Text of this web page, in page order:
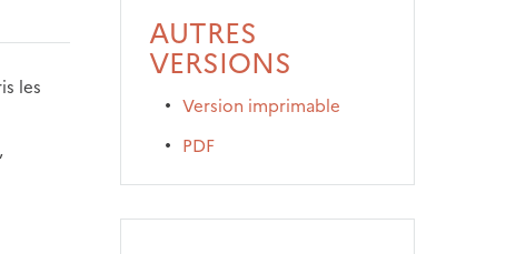
les
AUTRES
VERSIONS
Version imprimable
PDF